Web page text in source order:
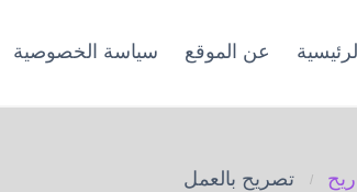
عن الموقع سياسة الخصوصية
تصريح بالعمل